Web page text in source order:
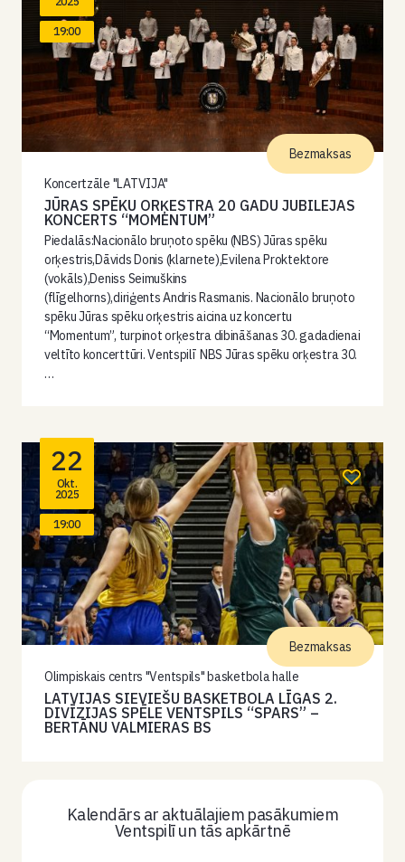
19:00
Koncertzāle "LATVIJA"
JŪRAS SPĒKU ORĶESTRA 20 GADU JUBILEJAS
KONCERTS “MOMENTUM”
Piedalās:Nacionālo bruņoto spēku (NBS) Jūras spēku
orķestris,Dāvids Donis (klarnete),Evilena Proktektore
(vokāls),Deniss Seimuškins
(flīgelhorns),diriģents Andris Rasmanis. Nacionālo bruņoto
spēku Jūras spēku orķestris aicina uz koncertu
“Momentum”, turpinot orķestra dibināšanas 30. gadadienai
veltīto koncerttūri. Ventspilī NBS Jūras spēku orķestra 30.
…
Bezmaksas
22
Okt.
2025
19:00
Olimpiskais centrs "Ventspils" basketbola halle
LATVIJAS SIEVIEŠU BASKETBOLA LĪGAS 2.
DIVĪZIJAS SPĒLE VENTSPILS “SPARS” –
BERTĀNU VALMIERAS BS
Bezmaksas
Kalendārs ar aktuālajiem pasākumiem
Ventspilī un tās apkārtnē